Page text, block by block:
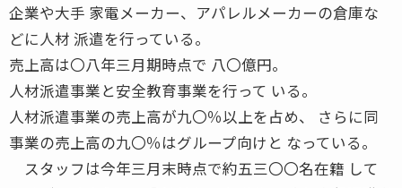
企業や大手 家電メーカー、アパレルメーカーの倉庫な
どに人材 派遣を行っている。
売上高は〇八年三月期時点で 八〇億円。
人材派遣事業と安全教育事業を行って いる。
人材派遣事業の売上高が九〇％以上を占め、 さらに同
事業の売上高の九〇％はグループ向けと なっている。
スタッフは今年三月末時点で約五三〇〇名在籍 して